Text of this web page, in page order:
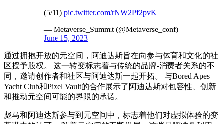
(5/11) pic.twitter.com/rNW2Pf2pvK
— Metaverse_Summit (@Metaverse_conf)
June 15, 2023
通过拥抱开放的元空间，阿迪达斯旨在向参与体育和文化的社
区授予股权。 这一转变标志着与传统的品牌-消费者关系的不
同，邀请创作者和社区与阿迪达斯一起开拓。 与Bored Apes
Yacht Club和Pixel Vault的合作展示了阿迪达斯对包容性、创新
和推动元空间可能的界限的承诺。
彪马和阿迪达斯参与到元空间中，标志着他们对虚拟体验的变